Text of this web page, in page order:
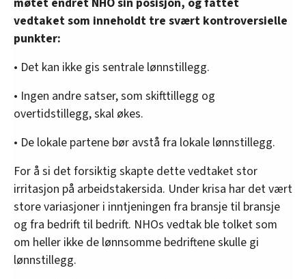
vedtaket som inneholdt tre svært kontroversielle
punkter:
• Det kan ikke gis sentrale lønnstillegg.
• Ingen andre satser, som skifttillegg og
overtidstillegg, skal økes.
• De lokale partene bør avstå fra lokale lønnstillegg.
For å si det forsiktig skapte dette vedtaket stor
irritasjon på arbeidstakersida. Under krisa har det vært
store variasjoner i inntjeningen fra bransje til bransje
og fra bedrift til bedrift. NHOs vedtak ble tolket som
om heller ikke de lønnsomme bedriftene skulle gi
lønnstillegg.